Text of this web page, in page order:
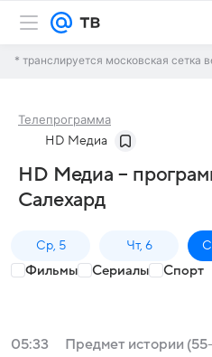
* транслируется московская сетка
Телепрограмма
HD Медиа
HD Медиа –
Салехард
Ср, 5 Чт, 6
Фильмы Сериалы Спорт
05:33
Предмет истории